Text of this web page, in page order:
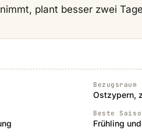
plant besser zwei
Bezugsraum
Ostzypern,
Beste
Frühling